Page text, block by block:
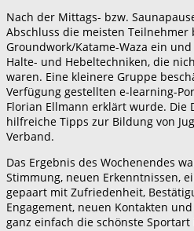
Nach der Mittags- bzw.
Abschluss die meisten Teilnehmer
Groundwork/Katame-Waza ein
Halte- und Hebeltechniken, die
waren. Eine kleinere Gruppe
Verfügung gestellten e-learning-
Florian Ellmann erklärt wurde. Die
hilfreiche Tipps zur Bildung von
Verband.
Das Ergebnis des Wochenendes
Stimmung, neuen Erkenntnissen,
gepaart mit Zufriedenheit,
Engagement, neuen Kontakten
ganz einfach die schönste Sportart